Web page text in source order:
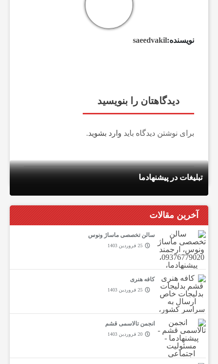
نویسنده:saeedvakil
دیدگاهتان را بنویسید
برای نوشتن دیدگاه باید وارد بشوید.
تبلیغات در پیشنهادما
تبلیغات در پیشنهادما
تبلیغات در پیشنهادما
تبلیغات در پیشنهادما
آخرین مقالات
سالن تخصصی ماساژ ونوس
25 فروردین 1403
کافه هنری
25 فروردین 1403
انجمن تالاسمی قشم
20 فروردین 1403